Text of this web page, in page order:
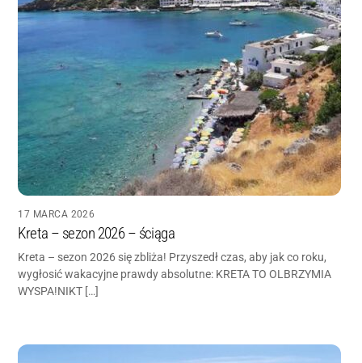
17 MARCA 2026
Kreta – sezon 2026 – ściąga
Kreta – sezon 2026 się zbliża! Przyszedł czas, aby jak co roku,
wygłosić wakacyjne prawdy absolutne: KRETA TO OLBRZYMIA
WYSPA!NIKT […]